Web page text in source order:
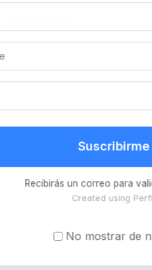
Suscribirme
Recibirás un correo para
Created using
No mostrar de